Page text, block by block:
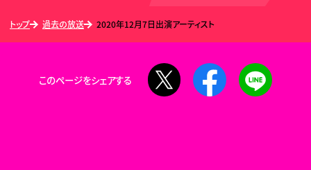
トップ 過去の放送 2020年12月7日出演アーティスト
このページをシェアする
Facebook